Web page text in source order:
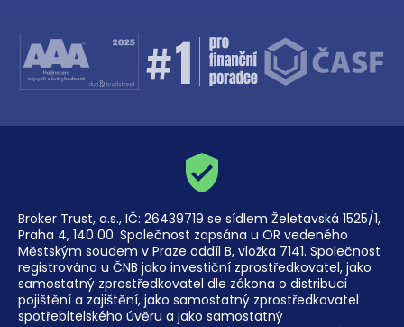
Broker Trust, a.s., IČ: 26439719 se sídlem Želetavská 1525/1,
Praha 4, 140 00. Společnost zapsána u OR vedeného
Městským soudem v Praze oddíl B, vložka 7141. Společnost
registrována u ČNB jako investiční zprostředkovatel, jako
samostatný zprostředkovatel dle zákona o distribuci
pojištění a zajištění, jako samostatný zprostředkovatel
spotřebitelského úvěru a jako samostatný